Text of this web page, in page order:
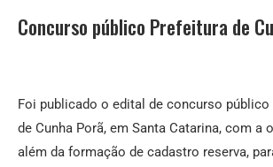
Concurso público Prefeitura de
Foi publicado o edital de concurso público
de Cunha Porã, em Santa Catarina, com a
além da formação de cadastro reserva,